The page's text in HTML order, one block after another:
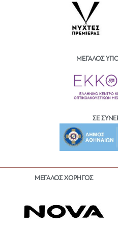
ΜΕΓΑΛΟΣ
ΣΕ
ΜΕΓΑΛΟΣ ΧΟΡΗΓΟΣ